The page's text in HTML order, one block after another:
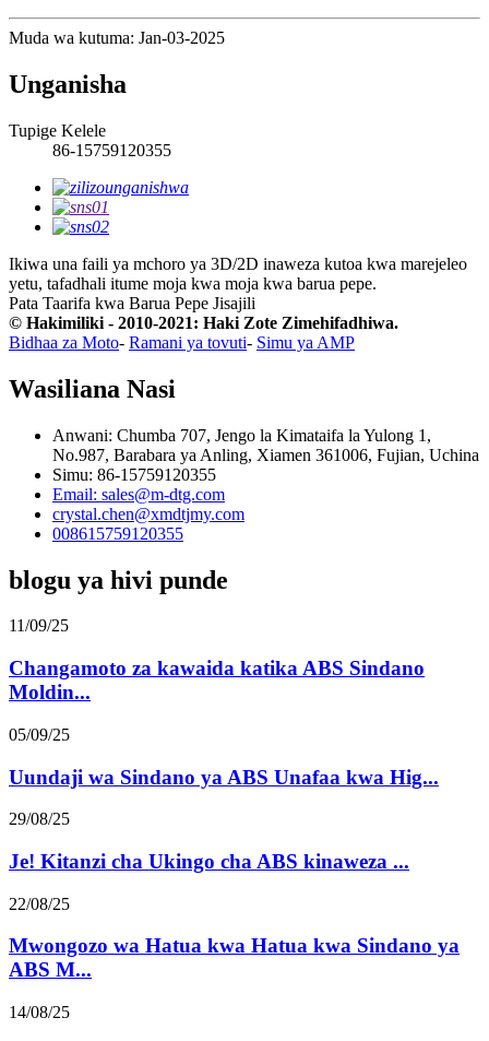
Muda wa kutuma: Jan-03-2025
Unganisha
Tupige Kelele
86-15759120355
Ikiwa una faili ya mchoro ya 3D/2D inaweza kutoa kwa marejeleo
yetu, tafadhali itume moja kwa moja kwa barua pepe.
Pata Taarifa kwa Barua Pepe Jisajili
© Hakimiliki - 2010-2021: Haki Zote Zimehifadhiwa.
Bidhaa za Moto- Ramani ya tovuti- Simu ya AMP
Wasiliana Nasi
Anwani: Chumba 707, Jengo la Kimataifa la Yulong 1,
No.987, Barabara ya Anling, Xiamen 361006, Fujian, Uchina
Simu: 86-15759120355
Email: sales@m-dtg.com
crystal.chen@xmdtjmy.com
008615759120355
blogu ya hivi punde
11/09/25
Changamoto za kawaida katika ABS Sindano
Moldin...
05/09/25
Uundaji wa Sindano ya ABS Unafaa kwa Hig...
29/08/25
Je! Kitanzi cha Ukingo cha ABS kinaweza ...
22/08/25
Mwongozo wa Hatua kwa Hatua kwa Sindano ya
ABS M...
14/08/25